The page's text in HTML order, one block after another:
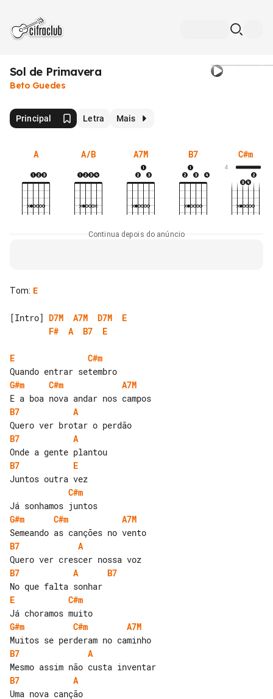
Sol de Primavera
Beto Guedes
Principal Letra Mais
A A/B A7M B7 C#m
4
Continua depois do anúncio
Tom: E
[Intro] D7M A7M D7M
E
F#
A B7 E
E
C#m
G#m
C#m
A7M
B7
A
B7
A
B7
E
C#m
G#m
C#m
A7M
B7
A
B7
A
B7
E
C#m
G#m
C#m
A7M
B7
A
B7
A